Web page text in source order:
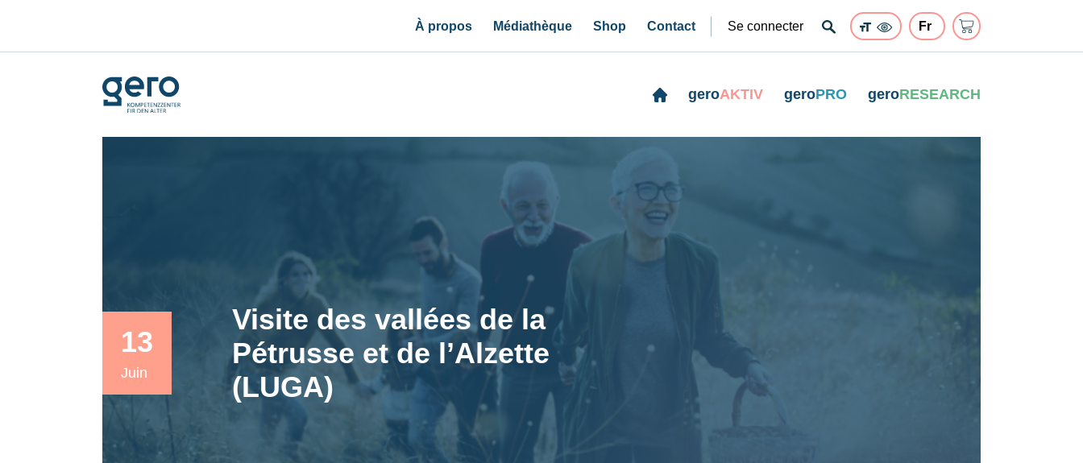
À propos Médiathèque Shop Contact Se connecter
geroAKTIV geroPRO geroRESEARCH
13
Juin
Visite des vallées de la
Pétrusse et de l’Alzette
(LUGA)